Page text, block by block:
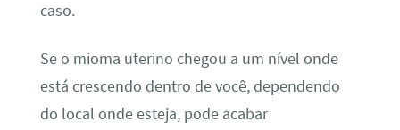
caso.
Se o mioma uterino chegou a um nível onde
está crescendo dentro de você, dependendo
do local onde esteja, pode acabar